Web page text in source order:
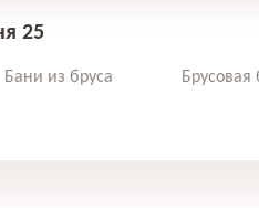
25
Бани из бруса Брусовая